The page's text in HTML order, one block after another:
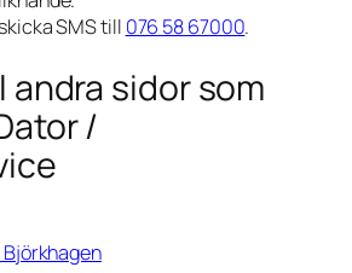
SMS till 076 58 67000.
andra sidor som
/